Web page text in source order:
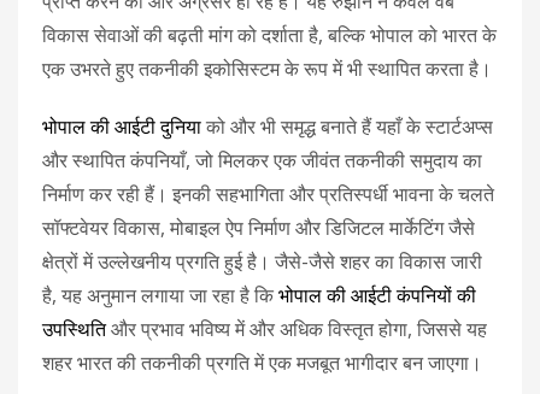
विकास सेवाओं की बढ़ती मांग को दर्शाता है, बल्कि भोपाल को भारत के
एक उभरते हुए तकनीकी इकोसिस्टम के रूप में भी स्थापित करता है।
भोपाल की आईटी दुनियाको और भी समृद्ध बनाते हैं यहाँ के स्टार्टअप्स
और स्थापित कंपनियाँ, जो मिलकर एक जीवंत तकनीकी समुदाय का
निर्माण कर रही हैं। इनकी सहभागिता और प्रतिस्पर्धी भावना के चलते
सॉफ्टवेयर विकास, मोबाइल ऐप निर्माण और डिजिटल मार्केटिंग जैसे
क्षेत्रों में उल्लेखनीय प्रगति हुई है। जैसे-जैसे शहर का विकास जारी
है, यह अनुमान लगाया जा रहा है किभोपाल की आईटी कंपनियों की
उपस्थितिऔर प्रभाव भविष्य में और अधिक विस्तृत होगा, जिससे यह
शहर भारत की तकनीकी प्रगति में एक मजबूत भागीदार बन जाएगा।